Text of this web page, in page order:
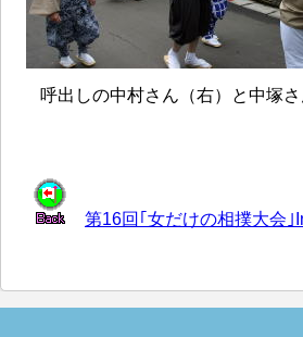
呼出しの中村さん（右）と中塚さ
第16回｢女だけの相撲大会｣